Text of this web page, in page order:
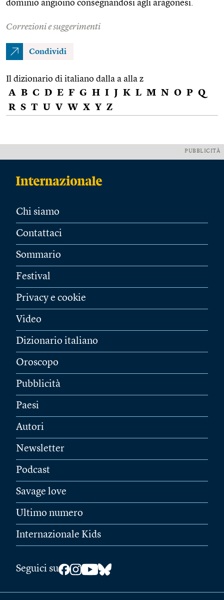
dominio angioino consegnandosi agli aragonesi.
Correzioni e suggerimenti
Condividi
Il dizionario di italiano dalla a alla z
A B C D E F G H I J K L M N O P Q
R S T U V W X Y Z
PUBBLICITÀ
Chi siamo
Contattaci
Sommario
Festival
Privacy e cookie
Video
Dizionario italiano
Oroscopo
Pubblicità
Paesi
Autori
Newsletter
Podcast
Savage love
Ultimo numero
Internazionale Kids
Seguici su